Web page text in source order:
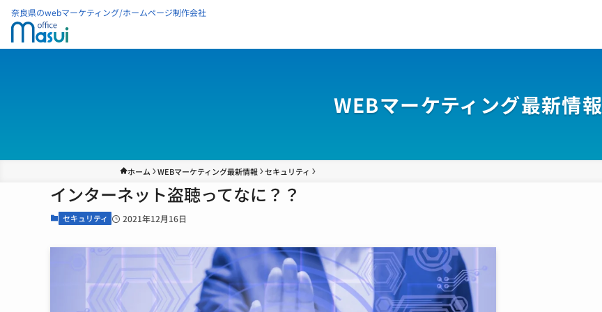
奈良県のwebマーケティング/ホームページ制作会社
WEBマーケティング最新情報
ホーム WEBマーケティング最新情報 セキュリティ
インターネット盗聴ってなに？？
セキュリティ 2021年12月16日